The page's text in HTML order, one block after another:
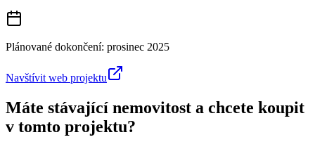
Plánované dokončení: prosinec 2025
Navštívit web projektu
Máte stávající nemovitost a chcete koupit
v tomto projektu?